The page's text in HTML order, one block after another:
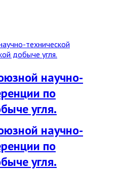
научно-
по
угля.
научно-
по
угля.